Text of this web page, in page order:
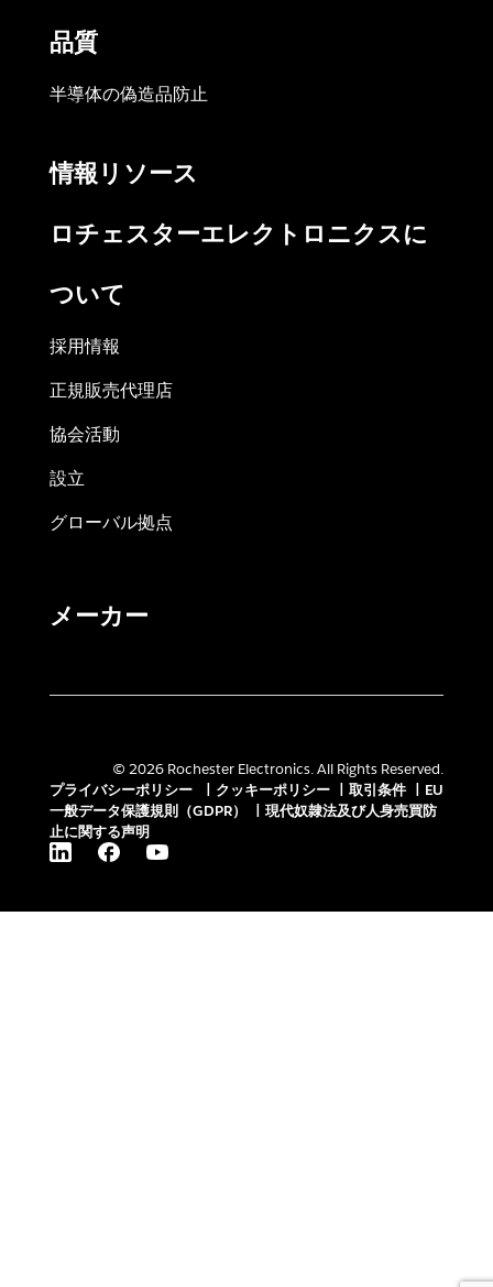
品質
半導体の偽造品防止
情報リソース
ロチェスターエレクトロニクスに
ついて
採用情報
正規販売代理店
協会活動
設立
グローバル拠点
メーカー
© 2026 Rochester Electronics. All Rights Reserved.
プライバシーポリシー
クッキーポリシー 取引条件
EU
一般データ保護規則（GDPR）
現代奴隷法及び人身売買防
止に関する声明